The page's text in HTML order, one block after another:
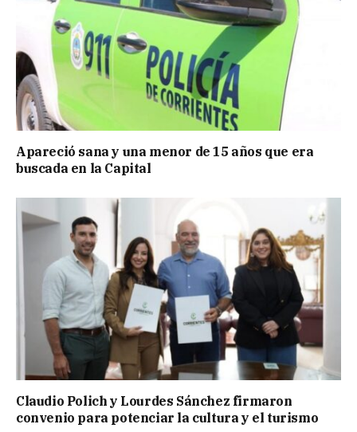
Apareció sana y una menor de 15 años que era
buscada en la Capital
Claudio Polich y Lourdes Sánchez firmaron
convenio para potenciar la cultura y el turismo